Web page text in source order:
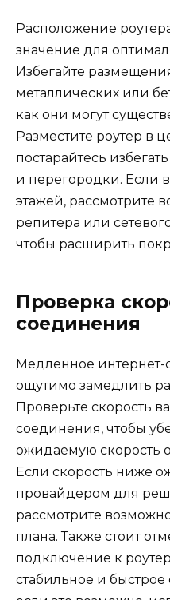
Расположение
значение для
Избегайте
металлических или
как они могут
Разместите роутер в
постарайтесь
и перегородки. Если
этажей, рассмотрите
репитера или
чтобы расширить
Проверка
соединения
Медленное
ощутимо замедлить
Проверьте скорость
соединения, чтобы
ожидаемую скорость
Если скорость ниже
провайдером для
рассмотрите
плана. Также стоит
подключение к
стабильное и